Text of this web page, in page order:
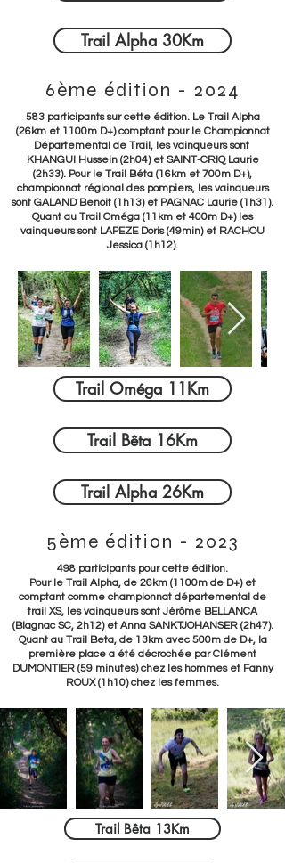
Trail Alpha 30Km
6ème édition - 2024
583 participants sur cette édition. Le Trail Alpha
(26km et 1100m D+) comptant pour le Championnat
Départemental de Trail, les vainqueurs sont
KHANGUI Hussein (2h04) et SAINT-CRIQ Laurie
(2h33). Pour le Trail Béta (16km et 700m D+),
championnat régional des pompiers, les vainqueurs
sont GALAND Benoit (1h13) et PAGNAC Laurie (1h31).
Quant au Trail Oméga (11km et 400m D+) les
vainqueurs sont LAPEZE Doris (49min) et RACHOU
Jessica (1h12).
Trail Oméga 11Km
Trail Bêta 16Km
Trail Alpha 26Km
5ème édition - 2023
498 participants pour cette édition.
Pour le Trail Alpha, de 26km (1100m de D+) et
comptant comme championnat départemental de
trail XS, les vainqueurs sont Jérôme BELLANCA
(Blagnac SC, 2h12) et Anna SANKTJOHANSER (2h47).
Quant au Trail Beta, de 13km avec 500m de D+, la
première place a été décrochée par Clément
DUMONTIER (59 minutes) chez les hommes et Fanny
ROUX (1h10) chez les femmes.
Trail Bêta 13Km